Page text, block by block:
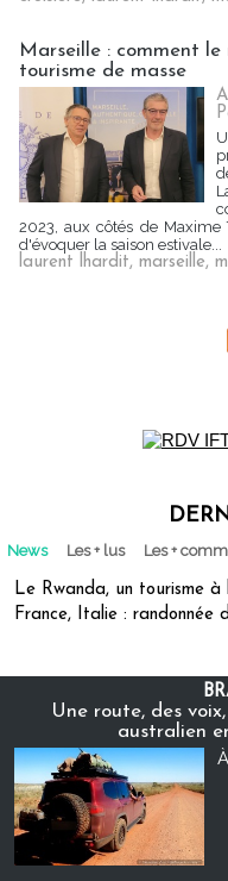
Marseille : comment
tourisme de masse
2023, aux côtés de Maxime
d'évoquer la saison estivale...
laurent lhardit, marseille,
News Les + lus Les +
Le Rwanda, un tourisme
France, Italie : randonnée
Une route, des
australien